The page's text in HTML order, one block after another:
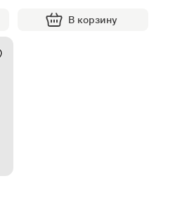
В корзину